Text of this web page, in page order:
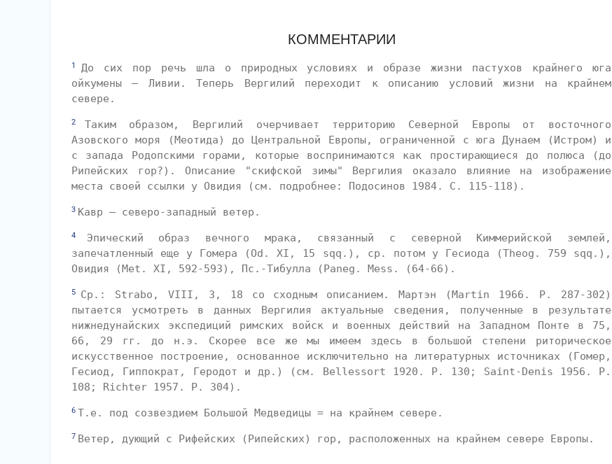
КОММЕНТАРИИ
1
До сих пор речь шла о природных условиях и образе жизни пастухов крайнего юга
ойкумены — Ливии. Теперь Вергилий переходит к описанию условий жизни на крайнем
севере.
2
Таким образом, Вергилий очерчивает территорию Северной Европы от восточного
Азовского моря (Меотида) до Центральной Европы, ограниченной с юга Дунаем (Истром) и
с запада Родопскими горами, которые воспринимаются как простирающиеся до полюса (до
Рипейских гор?). Описание "скифской зимы" Вергилия оказало влияние на изображение
места своей ссылки у Овидия (см. подробнее: Подосинов 1984. С. 115-118).
3 Кавр — северо-западный ветер.
4
Эпический образ вечного мрака, связанный с северной Киммерийской землей,
запечатленный еще у Гомера (Od. XI, 15 sqq.), ср. потом у Гесиода (Theog. 759 sqq.),
Овидия (Met. XI, 592-593), Пс.-Тибулла (Paneg. Mess. (64-66).
5
Ср.: Strabo, VIII, 3, 18 со сходным описанием. Мартэн (Martin 1966. Р. 287-302)
пытается усмотреть в данных Вергилия актуальные сведения, полученные в результате
нижнедунайских экспедиций римских войск и военных действий на Западном Понте в 75,
66, 29 гг. до н.э. Скорее все же мы имеем здесь в большой степени риторическое
искусственное построение, основанное исключительно на литературных источниках (Гомер,
Гесиод, Гиппократ, Геродот и др.) (см. Bellessort 1920. Р. 130; Saint-Denis 1956. Р.
108; Richter 1957. Р. 304).
6 Т.е. под созвездием Большой Медведицы = на крайнем севере.
7 Ветер, дующий с Рифейских (Рипейских) гор, расположенных на крайнем севере Европы.